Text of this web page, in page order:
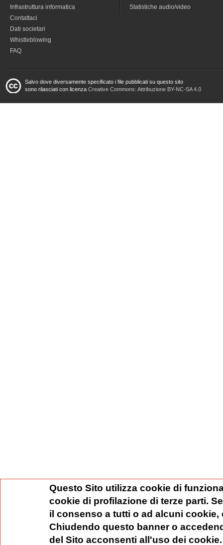
Infrastruttura informatica
Contattaci
Dati societari
Whistleblowing
FAQ
Statistiche audio/video
Salvo dove diversamente specificato i file pubblicati su questo sito
sono rilasciati con licenza Creative Commons: Attribuzione BY-NC-SA 4.0
Questo Sito utilizza cookie di
cookie di profilazione di terze parti.
il consenso a tutti o ad alcuni
Chiudendo questo banner o
del Sito acconsenti all'uso dei cookie.